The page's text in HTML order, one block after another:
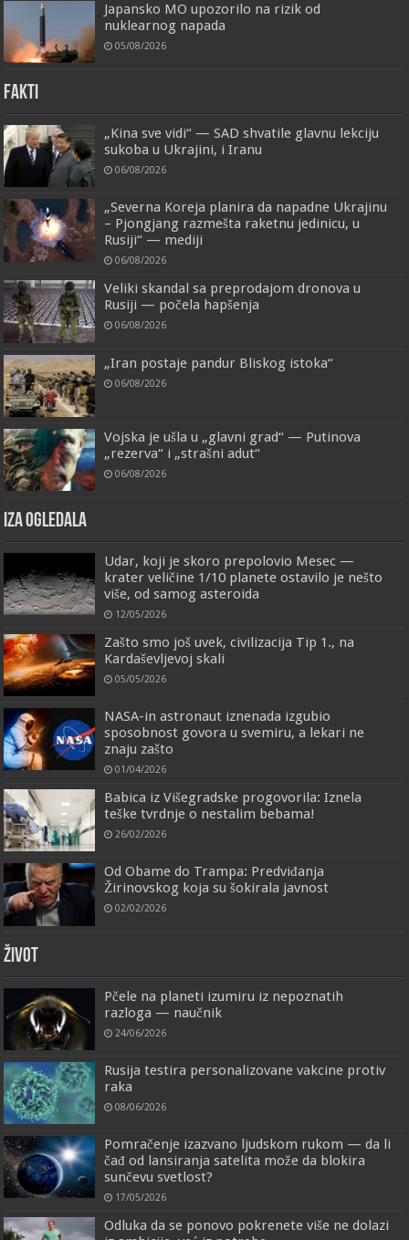
Japansko MO upozorilo na rizik od
nuklearnog napada
05/08/2026
FAKTI
„Kina sve vidi“ — SAD shvatile glavnu lekciju
sukoba u Ukrajini, i Iranu
06/08/2026
„Severna Koreja planira da napadne Ukrajinu
– Pjongjang razmešta raketnu jedinicu, u
Rusiji“ — mediji
06/08/2026
Veliki skandal sa preprodajom dronova u
Rusiji — počela hapšenja
06/08/2026
„Iran postaje pandur Bliskog istoka“
06/08/2026
Vojska je ušla u „glavni grad“ — Putinova
„rezerva“ i „strašni adut“
06/08/2026
IZA OGLEDALA
Udar, koji je skoro prepolovio Mesec —
krater veličine 1/10 planete ostavilo je nešto
više, od samog asteroida
12/05/2026
Zašto smo još uvek, civilizacija Tip 1., na
Kardaševljevoj skali
05/05/2026
NASA-in astronaut iznenada izgubio
sposobnost govora u svemiru, a lekari ne
znaju zašto
01/04/2026
Babica iz Višegradske progovorila: Iznela
teške tvrdnje o nestalim bebama!
26/02/2026
Od Obame do Trampa: Predviđanja
Žirinovskog koja su šokirala javnost
02/02/2026
ŽIVOT
Pčele na planeti izumiru iz nepoznatih
razloga — naučnik
24/06/2026
Rusija testira personalizovane vakcine protiv
raka
08/06/2026
Pomračenje izazvano ljudskom rukom — da li
čađ od lansiranja satelita može da blokira
sunčevu svetlost?
17/05/2026
Odluka da se ponovo pokrenete više ne dolazi